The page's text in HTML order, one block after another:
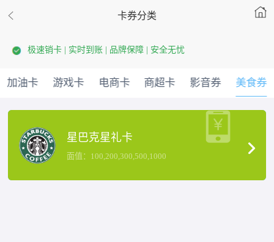
卡券分类
极速销卡 | 实时到账 | 品牌保障 | 安全无忧
加油卡 游戏卡 电商卡 商超卡 影音券 美食券
星巴克星礼卡
面值：100,200,300,500,1000